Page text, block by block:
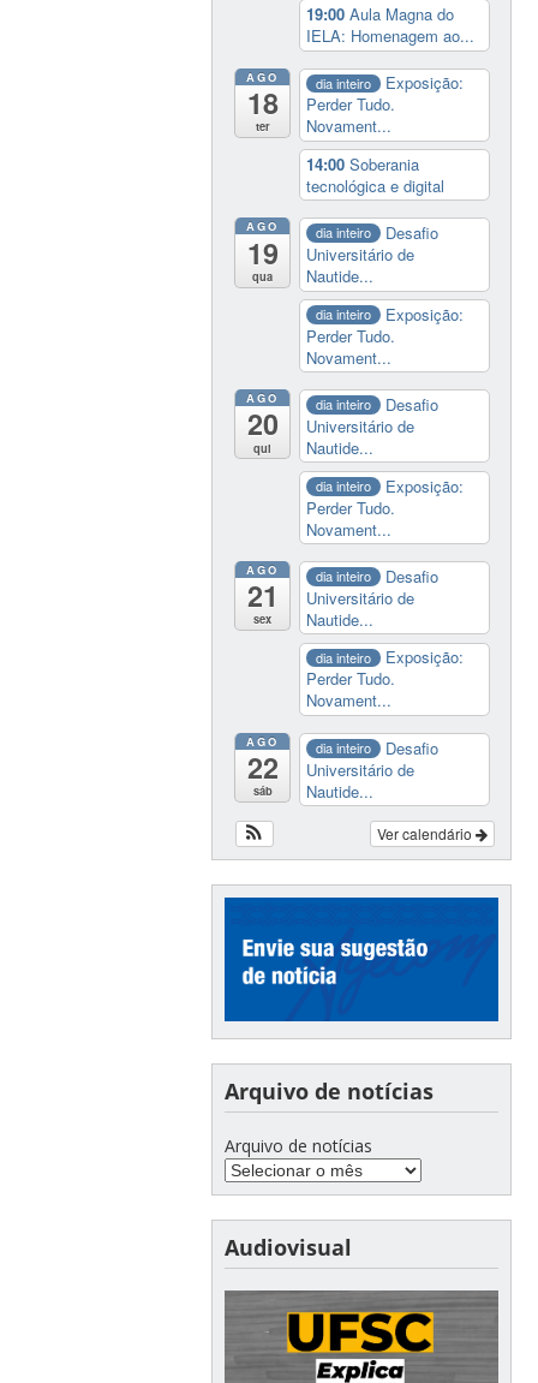
19:00Aula Magna do
IELA: Homenagem ao...
AGO
18
ter
dia inteiro
Exposição:
Perder Tudo.
Novament...
14:00Soberania
tecnológica e digital
AGO
19
qua
dia inteiro
Desafio
Universitário de
Nautide...
dia inteiro
Exposição:
Perder Tudo.
Novament...
AGO
20
qui
dia inteiro
Desafio
Universitário de
Nautide...
dia inteiro
Exposição:
Perder Tudo.
Novament...
AGO
21
sex
dia inteiro
Desafio
Universitário de
Nautide...
dia inteiro
Exposição:
Perder Tudo.
Novament...
AGO
22
sáb
dia inteiro
Desafio
Universitário de
Nautide...
Ver calendário
Arquivo de notícias
Arquivo de notícias
Audiovisual